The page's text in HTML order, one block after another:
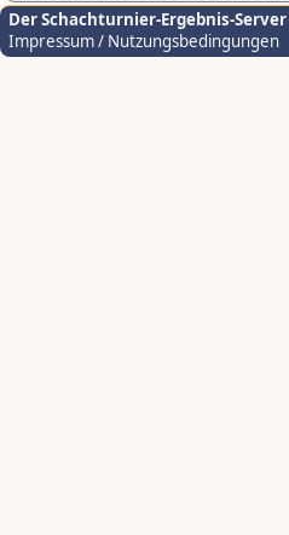
Der Schachturnier-Ergebnis-Server
Impressum / Nutzungsbedingungen